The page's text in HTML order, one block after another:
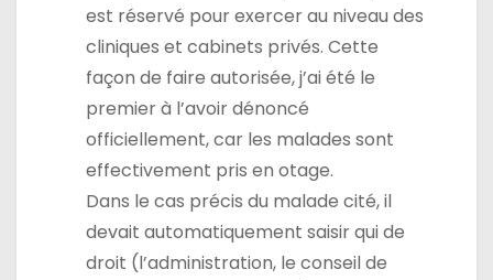
est réservé pour exercer au niveau des
cliniques et cabinets privés. Cette
façon de faire autorisée, j’ai été le
premier à l’avoir dénoncé
officiellement, car les malades sont
effectivement pris en otage.
Dans le cas précis du malade cité, il
devait automatiquement saisir qui de
droit (l’administration, le conseil de